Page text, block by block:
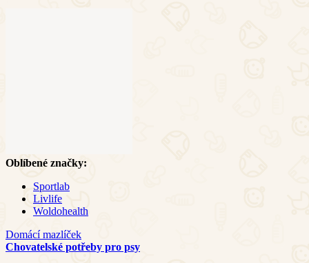
Oblíbené značky:
Sportlab
Livlife
Woldohealth
Domácí mazlíček
Chovatelské potřeby pro psy